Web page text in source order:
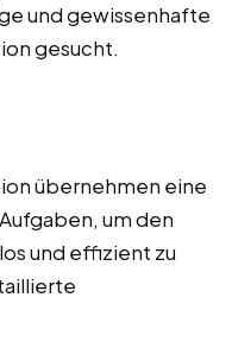
und gewissenhafte
gesucht.
übernehmen eine
um den
und effizient zu